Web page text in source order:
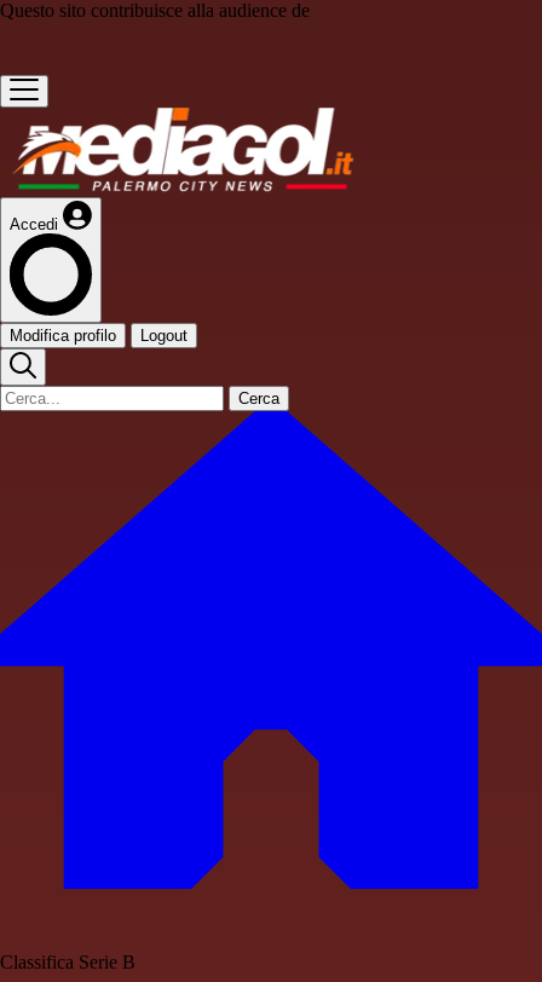
Questo sito contribuisce alla audience de
Accedi
Modifica profilo Logout
Cerca
Classifica Serie B